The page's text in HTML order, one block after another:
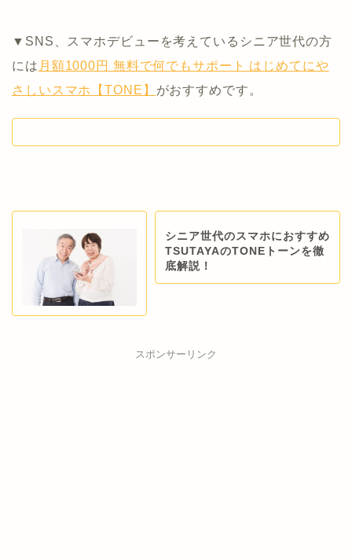
▼SNS、スマホデビューを考えているシニア世代の方
には 月額1000円 無料で何でもサポート はじめてにや
さしいスマホ【TONE】 がおすすめです。
シニア世代のスマホにおすすめ
TSUTAYAのTONEトーンを徹
底解説！
スポンサーリンク